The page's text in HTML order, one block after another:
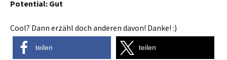
Potential: Gut
Cool? Dann erzähl doch anderen davon! Danke! :)
teilen teilen